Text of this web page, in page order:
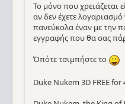
Το μόνο που χρειάζεται
αν δεν έχετε
πανεύκολα έναν με την
εγγραφής που θα σας
Όπότε τσιμπήστε το
Duke Nukem 3D FREE